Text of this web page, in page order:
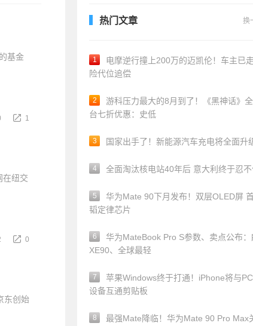
基金
1
在纽交
0
东创始
热门文章 换
1
电摩逆行撞上200万的迈凯伦！车主已
险代位追偿
2
游科压力最大的8月到了！《黑神话》
台七折优惠：史低
3 国家出手了！新能源汽车充电将全面升
4 全面淘汰核电站40年后 意大利终于忍
5
华为Mate 90下月发布！双层OLED屏
韬定律芯片
6
华为MateBook Pro S参数、卖点公布：
XE90、全球最轻
7
苹果Windows终于打通！iPhone将与
设备互通剪贴板
8
最强Mate降临！华为Mate 90 Pro Max